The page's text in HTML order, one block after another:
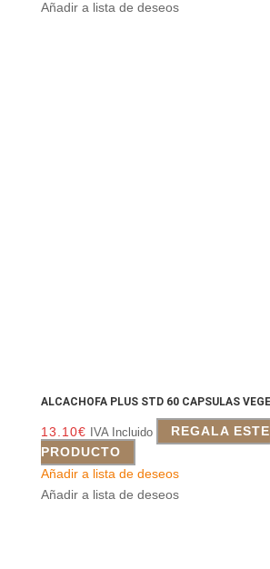
Añadir a lista de deseos
ALCACHOFA PLUS STD 60 CAPSULAS
13.10€ IVA Incluido
REGALA ESTE
PRODUCTO
Añadir a lista de deseos
Añadir a lista de deseos